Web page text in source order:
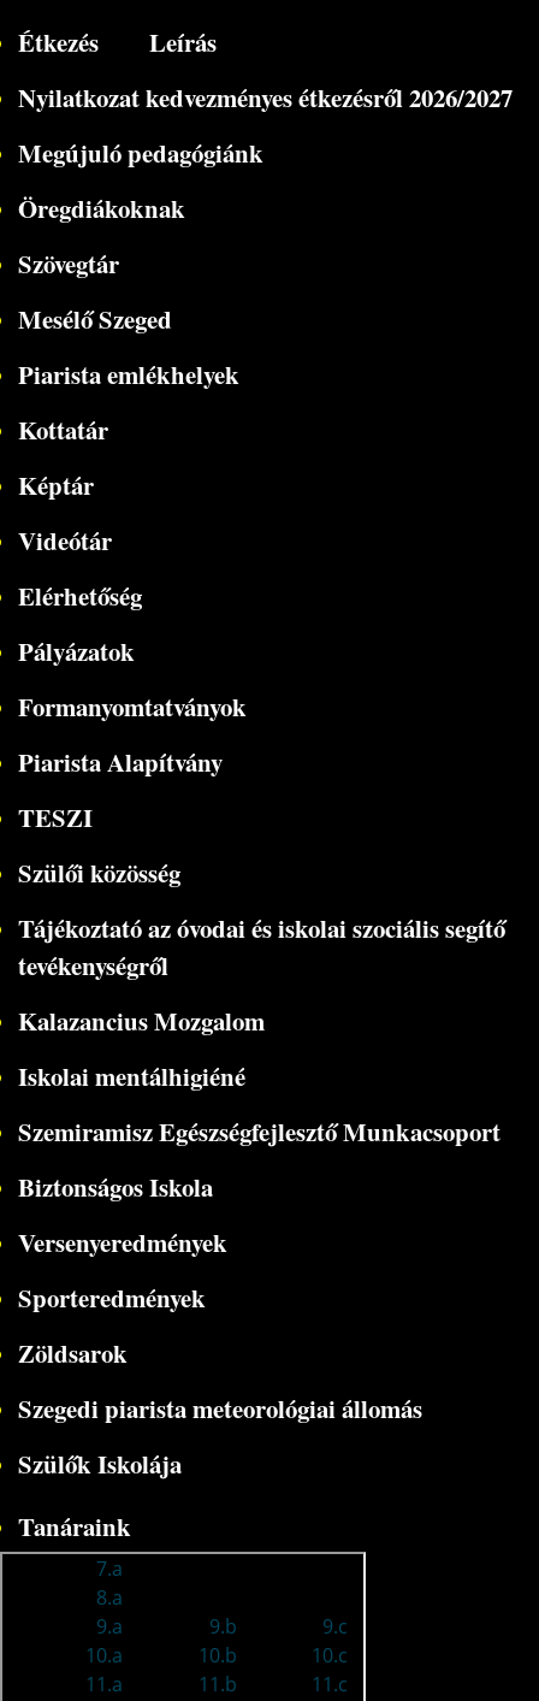
Étkezés
Leírás
Nyilatkozat kedvezményes étkezésről 2026/2027
Megújuló pedagógiánk
Öregdiákoknak
Szövegtár
Mesélő Szeged
Piarista emlékhelyek
Kottatár
Képtár
Videótár
Elérhetőség
Pályázatok
Formanyomtatványok
Piarista Alapítvány
TESZI
Szülői közösség
Tájékoztató az óvodai és iskolai szociális segítő
tevékenységről
Kalazancius Mozgalom
Iskolai mentálhigiéné
Szemiramisz Egészségfejlesztő Munkacsoport
Biztonságos Iskola
Versenyeredmények
Sporteredmények
Zöldsarok
Szegedi piarista meteorológiai állomás
Szülők Iskolája
Tanáraink